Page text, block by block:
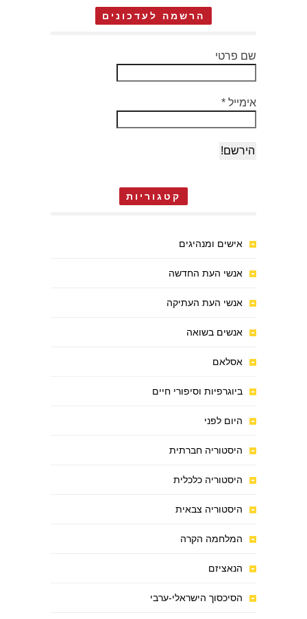
הרשמה לעדכונים
שם פרטי
אימייל *
קטגוריות
אישים ומנהיגים
אנשי העת החדשה
אנשי העת העתיקה
אנשים בשואה
אסלאם
ביוגרפיות וסיפורי חיים
היום לפני
היסטוריה חברתית
היסטוריה כלכלית
היסטוריה צבאית
המלחמה הקרה
הנאציזם
הסיכסוך הישראלי-ערבי